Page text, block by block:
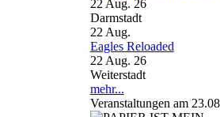
22 Aug. 26
Darmstadt
22 Aug.
Eagles Reloaded
22 Aug. 26
Weiterstadt
mehr...
Veranstaltungen am